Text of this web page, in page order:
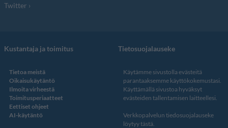
Twitter
Kustantaja ja toimitus
Tietoa meistä
Oikaisukäytäntö
Ilmoita virheestä
Toimitusperiaatteet
Eettiset ohjeet
AI-käytäntö
Tietosuojalauseke
Käytämme sivustolla evästeitä
parantaaksemme käyttökokemustasi.
Käyttämällä sivustoa hyväksyt
evästeiden tallentamisen laitteellesi.
Verkkopalvelun tiedosuojalauseke
löytyy tästä